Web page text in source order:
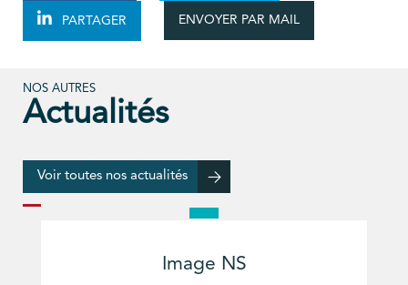
PARTAGER ENVOYER PAR MAIL
NOS AUTRES
Actualités
Voir toutes nos actualités
Image NS